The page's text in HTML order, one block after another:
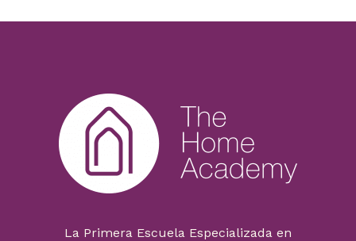
La Primera Escuela Especializada en